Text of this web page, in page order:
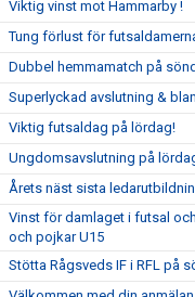
Viktig vinst mot Hammarby !
Tung förlust för
Dubbel hemmamatch på
Superlyckad avslutning &
Viktig futsaldag på lördag!
Ungdomsavslutning på
Årets näst sista
Vinst för damlaget i futsal
och pojkar U15
Stötta Rågsveds IF i RFL på